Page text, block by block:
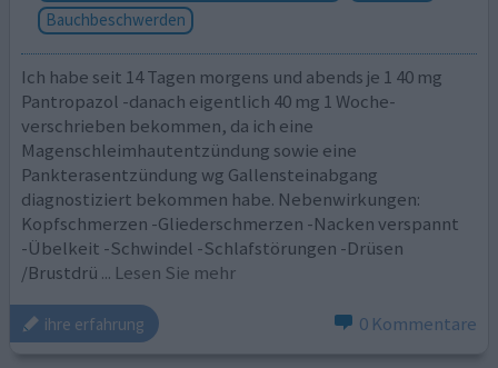
Bauchbeschwerden
Ich habe seit 14 Tagen morgens und abends je 1 40 mg
Pantropazol -danach eigentlich 40 mg 1 Woche-
verschrieben bekommen, da ich eine
Magenschleimhautentzündung sowie eine
Pankterasentzündung wg Gallensteinabgang
diagnostiziert bekommen habe. Nebenwirkungen:
Kopfschmerzen -Gliederschmerzen -Nacken verspannt
-Übelkeit -Schwindel -Schlafstörungen -Drüsen
/Brustdrü ... Lesen Sie mehr
ihre erfahrung 0 Kommentare